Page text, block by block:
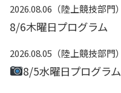
2026.08.06 陸上競技部門
8/6木曜日プログラム
2026.08.05 陸上競技部門
8/5水曜日プログラム